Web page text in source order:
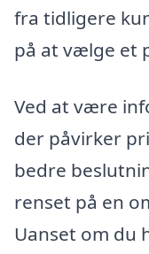
fra tidligere
på at vælge et
Ved at være
der påvirker
bedre
renset på en
Uanset om du